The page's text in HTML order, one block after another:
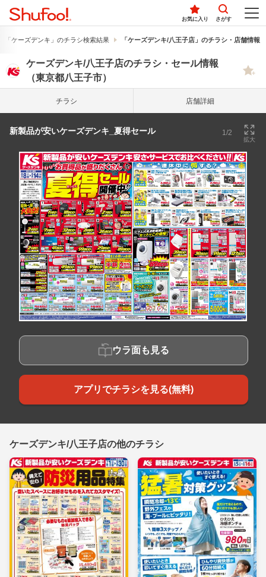
お気に入り さがす
「ケーズデンキ」のチラシ検索結果 「ケーズデンキ/八王子店」のチラシ・店舗情報
ケーズデンキ/八王子店のチラシ・セール情報
（東京都八王子市）
チラシ 店舗詳細
新製品が安いケーズデンキ_夏得セール 1/2
拡大
ウラ面も見る
アプリでチラシを見る(無料)
ケーズデンキ/八王子店の他のチラシ